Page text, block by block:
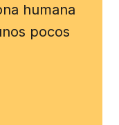
humana
pocos